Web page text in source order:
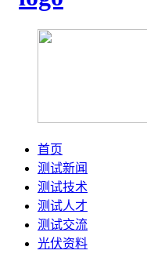
首页
测试新闻
测试技术
测试人才
测试交流
光伏资料